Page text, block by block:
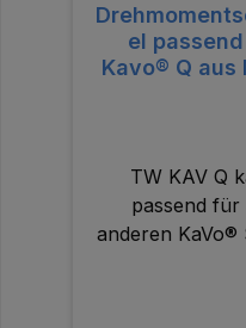
el
Kavo® Q aus
TW KAV Q
passend für
anderen KaVo®